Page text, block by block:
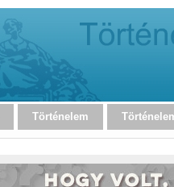
Történelem